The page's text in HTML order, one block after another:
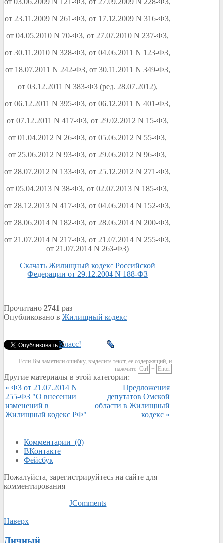
от 23.11.2009 N 261-ФЗ, от 17.12.2009 N 316-ФЗ,
от 04.05.2010 N 70-ФЗ, от 27.07.2010 N 237-ФЗ,
от 30.11.2010 N 328-ФЗ, от 04.06.2011 N 123-ФЗ,
от 18.07.2011 N 242-ФЗ, от 30.11.2011 N 349-ФЗ,
от 03.12.2011 N 383-ФЗ (ред. 28.07.2012),
от 06.12.2011 N 395-ФЗ, от 06.12.2011 N 401-ФЗ,
от 07.12.2011 N 417-ФЗ, от 29.02.2012 N 15-ФЗ,
от 01.04.2012 N 26-ФЗ, от 05.06.2012 N 55-ФЗ,
от 25.06.2012 N 93-ФЗ, от 29.06.2012 N 96-ФЗ,
от 28.07.2012 N 133-ФЗ, от 25.12.2012 N 271-ФЗ,
от 05.04.2013 N 38-ФЗ, от 02.07.2013 N 185-ФЗ,
от 28.12.2013 N 417-ФЗ, от 04.06.2014 N 152-ФЗ,
от 28.06.2014 N 182-ФЗ, от 28.06.2014 N 200-ФЗ,
от 21.07.2014 N 217-ФЗ, от 21.07.2014 N 255-ФЗ,
от 21.07.2014 N 263-ФЗ)
Скачать Жилищный кодекс Российской
Федерации от 29.12.2004 N 188-ФЗ
Прочитано 2741 раз
Опубликовано в Жилищный кодекс
Класс!
Если Вы заметили ошибку, выделите текст, ее содержащий, и
нажмите Ctrl + Enter
Другие материалы в этой категории:
« ФЗ от 21.07.2014 N
255-ФЗ "О внесении
изменений в
Жилищный кодекс РФ"
Предложения
депутатов Омской
области в Жилищный
кодекс »
Комментарии (0)
ВКонтакте
Фейсбук
Пожалуйста, зарегистрируйтесь на сайте для
комментирования
JComments
Наверх
Личный